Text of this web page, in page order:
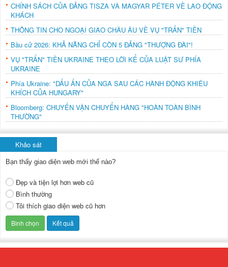
CHÍNH SÁCH CỦA ĐẢNG TISZA VÀ MAGYAR PÉTER VỀ LAO ĐỘNG
KHÁCH
THÔNG TIN CHO NGOẠI GIAO CHÂU ÂU VỀ VỤ "TRẤN" TIỀN
Bầu cử 2026: KHẢ NĂNG CHỈ CÒN 5 ĐẢNG "THƯỢNG ĐÀI"!
VỤ "TRẤN" TIỀN UKRAINE THEO LỜI KỂ CỦA LUẬT SƯ PHÍA
UKRAINE
Phía Ukraine: "DẤU ẤN CỦA NGA SAU CÁC HÀNH ĐỘNG KHIÊU
KHÍCH CỦA HUNGARY"
Bloomberg: CHUYẾN VẬN CHUYỂN HÀNG "HOÀN TOÀN BÌNH
THƯỜNG"
Khảo sát
Bạn thấy giao diện web mới thế nào?
Đẹp và tiện lợi hơn web cũ
Bình thường
Tôi thích giao diện web cũ hơn